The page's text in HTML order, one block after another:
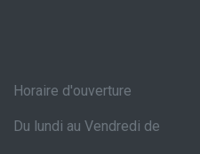
Horaire d'ouverture
Du lundi au Vendredi de